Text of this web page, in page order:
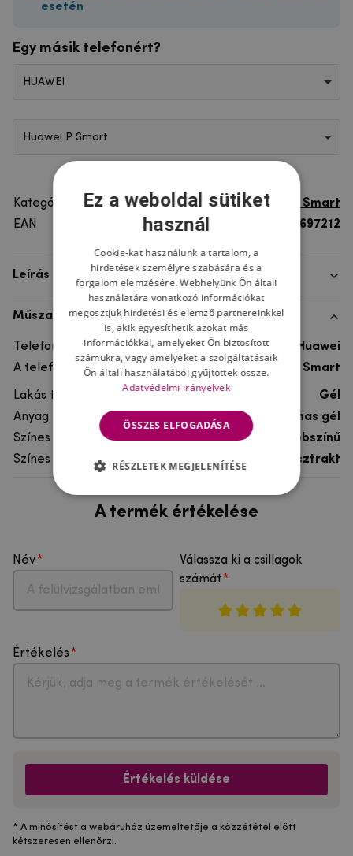
esetén
Egy másik telefonért?
HUAWEI
Huawei P Smart
Kategória
Huawei P Smart
EAN
8596579697212
Leírás
Műszaki adatok
Telefon márka
Huawei
A telefonmodellhez
Huawei P Smart
Lakás típusa
Gél
Anyag
rugalmas gél
Színes
többszínű
Színes motívum
Absztrakt
A termék értékelése
Név
Válassza ki a csillagok
számát
Értékelés
Értékelés küldése
* A minősítést a webáruház üzemeltetője a közzététel előtt
kétszeresen ellenőrzi.
Ez a weboldal sütiket
használ
Cookie-kat használunk a tartalom, a
hirdetések személyre szabására és a
forgalom elemzésére. Webhelyünk Ön általi
használatára vonatkozó információkat
megosztjuk hirdetési és elemző partnereinkkel
is, akik egyesíthetik azokat más
információkkal, amelyeket Ön biztosított
számukra, vagy amelyeket a szolgáltatásaik
Ön általi használatából gyűjtöttek össze.
Adatvédelmi irányelvek
ÖSSZES ELFOGADÁSA
RÉSZLETEK MEGJELENÍTÉSE